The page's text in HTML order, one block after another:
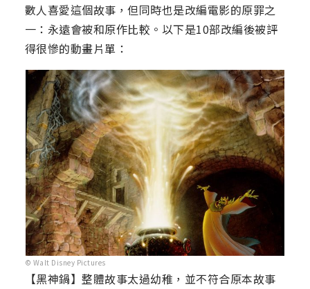
數人喜愛這個故事，但同時也是改編電影的原罪之
一：永遠會被和原作比較。以下是10部改編後被評
得很慘的動畫片單：
© Walt Disney Pictures
【黑神鍋】整體故事太過幼稚，並不符合原本故事